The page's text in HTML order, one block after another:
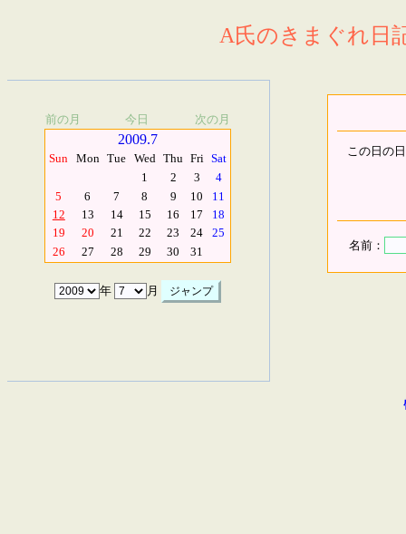
A氏のきまぐれ日
前の月 今日 次の月
2009.7
Sun Mon Tue Wed Thu Fri Sat
1
2 3
4
5
6 7 8 9 10
11
12
13 14 15 16 17
18
19
20 21 22 23 24
25
26
27 28 29 30 31
年 月
この日の
名前：